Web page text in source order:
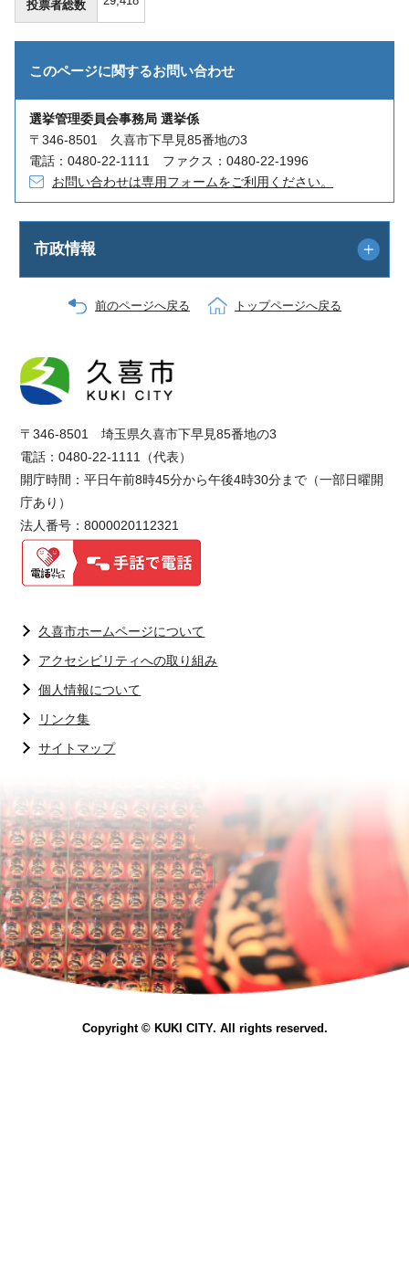
投票者総数
このページに関するお問い合わせ
選挙管理委員会事務局 選挙係
〒346-8501 久喜市下早見85番地の3
電話：0480-22-1111 ファクス：0480-22-1996
お問い合わせは専用フォームをご利用ください。
市政情報
前のページへ戻る トップページへ戻る
〒346-8501 埼玉県久喜市下早見85番地の3
電話：0480-22-1111（代表）
開庁時間：平日午前8時45分から午後4時30分まで（一部日曜開
庁あり）
法人番号：8000020112321
久喜市ホームページについて
アクセシビリティへの取り組み
個人情報について
リンク集
サイトマップ
Copyright © KUKI CITY. All rights reserved.